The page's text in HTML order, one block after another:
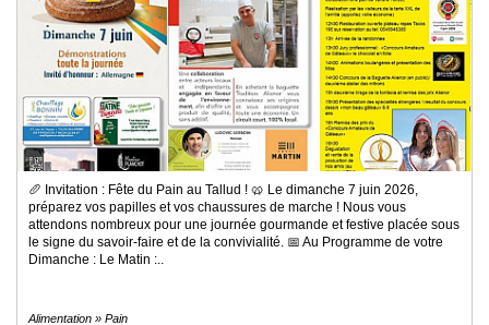
🥖 Invitation : Fête du Pain au Tallud ! 🥨 ​Le dimanche 7 juin 2026,
préparez vos papilles et vos chaussures de marche ! Nous vous
attendons nombreux pour une journée gourmande et festive placée sous
le signe du savoir-faire et de la convivialité. ​📅 Au Programme de votre
Dimanche : ​Le Matin :..
Alimentation » Pain